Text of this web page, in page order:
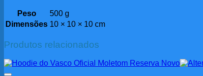
Peso
500 g
Dimensões 10 × 10 × 10 cm
Produtos relacionados